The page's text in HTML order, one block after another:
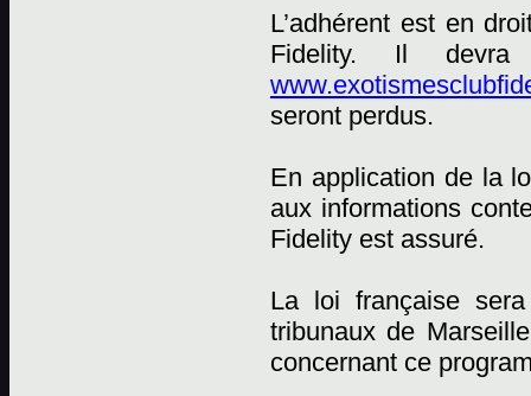
L’adhérent est en
Fidelity. Il
seront perdus.
En application de la
aux informations
Fidelity est assuré.
La loi française
tribunaux de
concernant ce